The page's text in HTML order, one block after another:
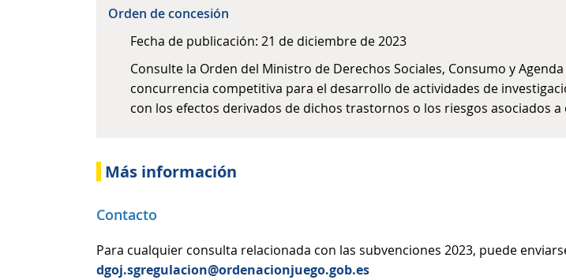
Orden de concesión
​Fecha de publicación: 21 de diciembre de 2023
Consulte la Orden del Ministro de Derechos Sociales, Consumo y
concurrencia competitiva para el desarrollo de actividades de
con los efectos derivados de dichos trastornos o los riesgos asociados
Más información
Contacto
Para cualquier consulta relacionada con las subvenciones 2023, puede
dgoj.sgregulacion@ordenacionjuego.gob.es